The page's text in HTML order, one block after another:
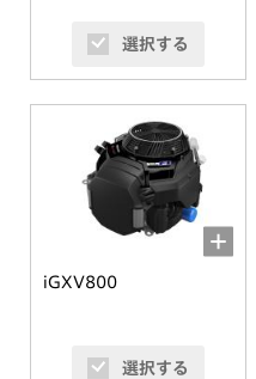
選択する
iGXV800
選択する